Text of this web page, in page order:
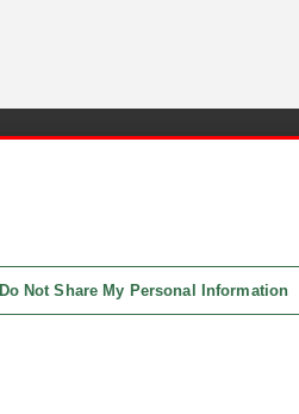
Do Not Share My Personal Information